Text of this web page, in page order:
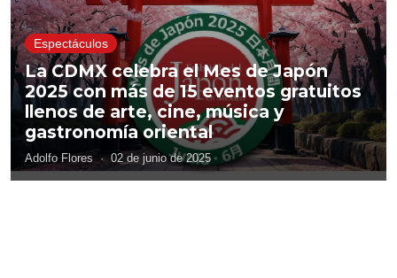
Espectáculos
La CDMX celebra el Mes de Japón
2025 con más de 15 eventos gratuitos
llenos de arte, cine, música y
gastronomía oriental
Adolfo Flores · 02 de junio de 2025